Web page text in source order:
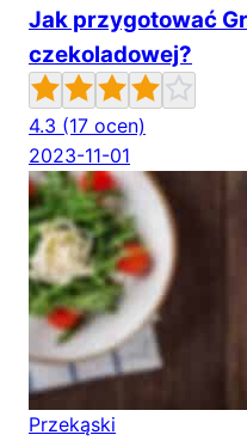
Jak przygotować
czekoladowej?
4.3 (17 ocen)
2023-11-01
Przekąski